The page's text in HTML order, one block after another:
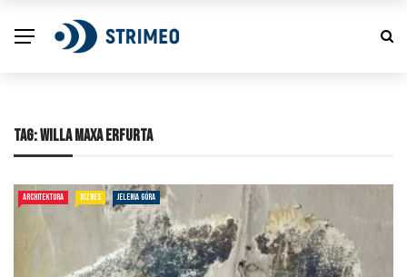
TAG:WILLA MAXA ERFURTA
ARCHITEKTURA BIZNES JELENIA GÓRA